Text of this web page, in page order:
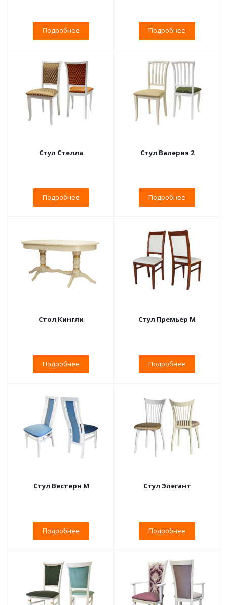
Подробнее Подробнее
Стул Стелла
Подробнее
Стул Валерия 2
Подробнее
Стол Кингли
Подробнее
Стул Премьер М
Подробнее
Стул Вестерн М
Подробнее
Стул Элегант
Подробнее